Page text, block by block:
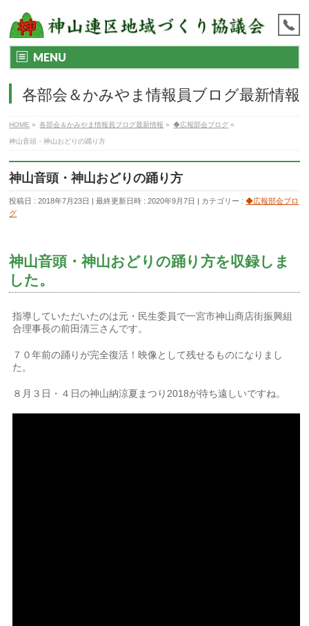
MENU
各部会＆かみやま情報員ブログ最新情報
HOME » 各部会＆かみやま情報員ブログ最新情報 » ◆広報部会ブログ »
神山音頭・神山おどりの踊り方
神山音頭・神山おどりの踊り方
投稿日 : 2018年7月23日 最終更新日時 : 2020年9月7日 カテゴリー :◆広報部会ブロ
グ
神山音頭・神山おどりの踊り方を収録しま
した。
指導していただいたのは元・民生委員で一宮市神山商店街振興組
合理事長の前田清三さんです。
７０年前の踊りが完全復活！映像として残せるものになりまし
た。
８月３日・４日の神山納涼夏まつり2018が待ち遠しいですね。